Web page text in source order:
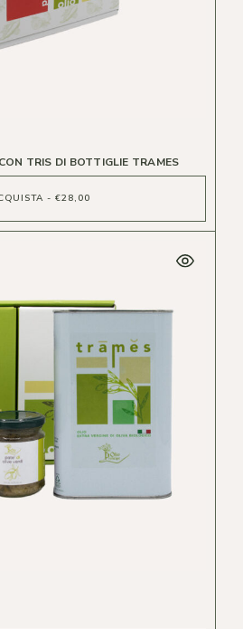
TRIS DI BOTTIGLIE TRAMES
- €28,00